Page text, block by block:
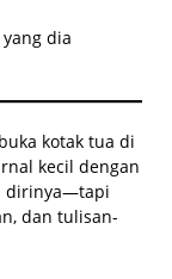
yang dia
kotak tua di
kecil dengan
dirinya—tapi
dan tulisan-